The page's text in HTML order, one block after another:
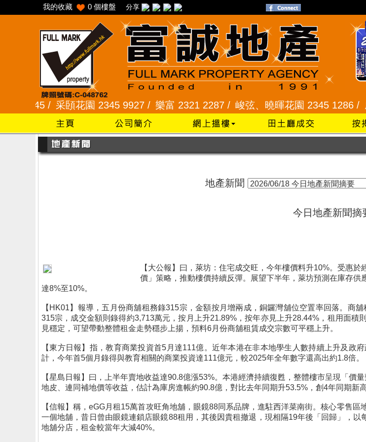
我的收藏 0 個樓盤 分享
2345 /采頣花園 2345 9927 /樂富 2321 2287 /峻弦、曉暉花園 2345 1286 /威
地產新聞
今日地產新聞摘
【大公報】曰，萊坊：住宅成交旺，今年樓價料升10%。受惠
價」策略，推動樓價持續反彈。展望下半年，萊坊預測在庫存
達8%至10%。
【HK01】報導，五月份商舖租務錄315宗，金額按月增兩成，銅鑼灣舖位空置率回落。商
315宗，成交金額則錄得約3,713萬元，按月上升21.89%，按年亦見上升28.44%，租用面
見穩定，可望帶動整體租金走勢穩步上揚，預料6月份商舖租賃成交宗數可平穩上升。
【東方日報】指，教育商業投資首5月達111億。近年本港在非本地學生人數持續上升及
計，今年首5個月錄得與教育相關的商業投資達111億元，較2025年全年數字還高出約1.8倍。
【星島日報】曰，上半年賣地收益達90.8億漲53%。本港經濟持續復甦，整體樓市呈現「
地皮、連同補地價等收益，估計為庫房進帳約90.8億，對比去年同期升53.5%，創4年同期新高
【信報】稱，eGG月租15萬首攻旺角地舖，眼鏡88同系品牌，進駐西洋菜南街。核心零售
一個地舖，昔日曾由眼鏡連鎖店眼鏡88租用，其後因貴租撤退，現相隔19年後「回歸」，
地舖分店，租金較當年大減40%。